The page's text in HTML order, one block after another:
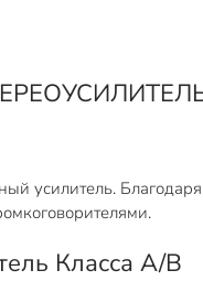
Благодаря
Класса A/B